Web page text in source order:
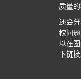
质量
还会
权问
以在
下链接